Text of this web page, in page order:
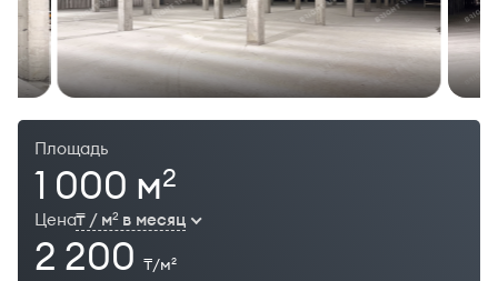
Площадь
1 000 м2
Цена₸ / м2в месяц
2 200 ₸/м2